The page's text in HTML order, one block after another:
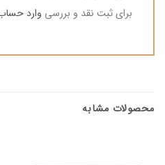
برای ثبت نقد و بررسی وارد
محصولات مشابه